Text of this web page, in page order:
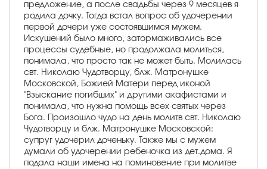
предложение, а после свадьбы через 9 месяцев я
родила дочку. Тогда встал вопрос об удочерении
первой дочери уже состоявшимся мужем.
Искушений было много, затормаживались все
процессы судебные, но продолжала молиться,
понимала, что просто так не может быть. Молилась
свт. Николаю Чудотворцу, блж. Матронушке
Московской, Божией Матери перед иконой
"Взыскание погибших" и другими акафистами и
понимала, что нужна помощь всех святых через
Бога. Произошло чудо на день молитв свт. Николаю
Чудотворцу и блж. Матронушке Московской:
супруг удочерил доченьку. Также мы с мужем
думали об удочерении ребеночка из дет.дома. Я
подала наши имена на поминовение при молитве